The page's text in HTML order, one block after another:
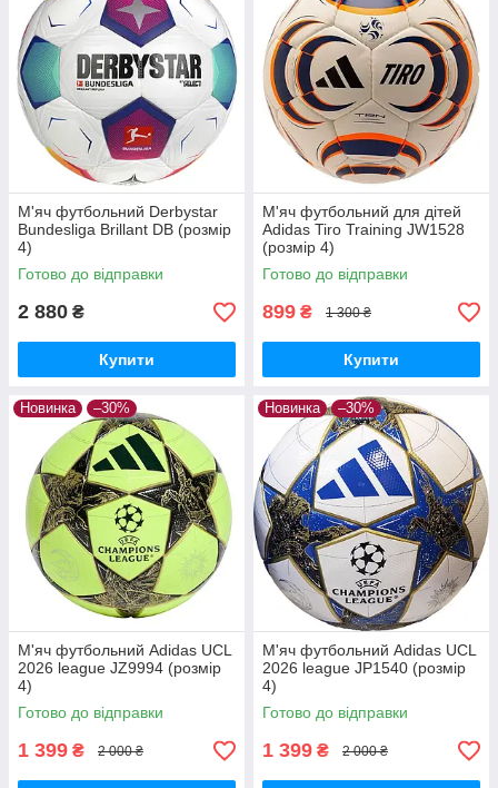
М'яч футбольний Derbystar
Bundesliga Brillant DB (розмір
4)
Готово до відправки
2 880 ₴
Купити
М'яч футбольний для дітей
Adidas Tiro Training JW1528
(розмір 4)
Готово до відправки
899 ₴ 1 300 ₴
Купити
Новинка –30%
М'яч футбольний Adidas UCL
2026 league JZ9994 (розмір
4)
Готово до відправки
1 399 ₴ 2 000 ₴
Новинка –30%
М'яч футбольний Adidas UCL
2026 league JP1540 (розмір
4)
Готово до відправки
1 399 ₴ 2 000 ₴